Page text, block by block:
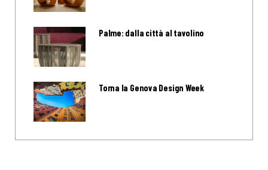
Palme: dalla città al tavolino
Torna la Genova Design Week